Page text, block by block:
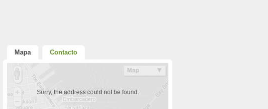
Mapa Contacto
Sorry, the address could not be found.